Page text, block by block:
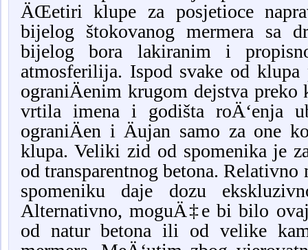
ÄŒetiri klupe za posjetioce
bijelog štokovanog mermera sa
bijelog bora lakiranim i
atmosferilija. Ispod svake od klupa
ograniÄenim krugom dejstva
vrtila imena i godišta roÄ‘enja
ograniÄen i Äujan samo za one
klupa. Veliki zid od spomenika je
od transparentnog betona.
spomeniku daje dozu
Alternativno, moguÄ‡e bi bilo
od natur betona ili od velike